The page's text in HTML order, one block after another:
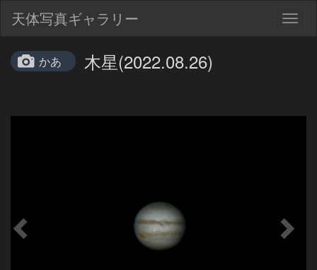
天体写真ギャラリー
かあ 木星(2022.08.26)